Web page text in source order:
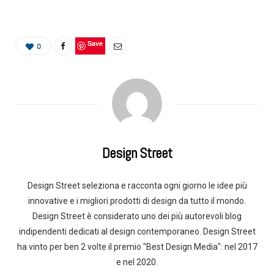
0 Save
Design Street
Design Street seleziona e racconta ogni giorno le idee più
innovative e i migliori prodotti di design da tutto il mondo.
Design Street è considerato uno dei più autorevoli blog
indipendenti dedicati al design contemporaneo. Design Street
ha vinto per ben 2 volte il premio "Best Design Media": nel 2017
e nel 2020.